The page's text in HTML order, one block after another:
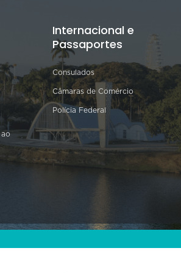
Internacional e
Passaportes
Consulados
Câmaras de Comércio
Polícia Federal